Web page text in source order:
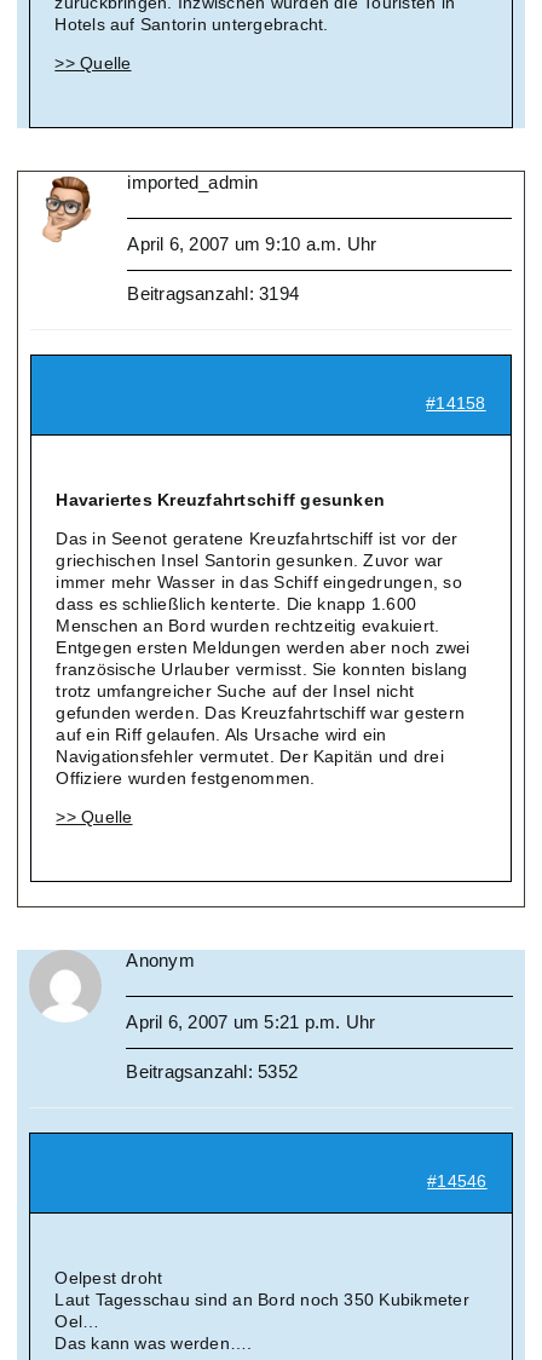
Hotels auf Santorin untergebracht.
>> Quelle
imported_admin
April 6, 2007 um 9:10 a.m. Uhr
Beitragsanzahl: 3194
#14158
Havariertes Kreuzfahrtschiff gesunken
Das in Seenot geratene Kreuzfahrtschiff ist vor der
griechischen Insel Santorin gesunken. Zuvor war
immer mehr Wasser in das Schiff eingedrungen, so
dass es schließlich kenterte. Die knapp 1.600
Menschen an Bord wurden rechtzeitig evakuiert.
Entgegen ersten Meldungen werden aber noch zwei
französische Urlauber vermisst. Sie konnten bislang
trotz umfangreicher Suche auf der Insel nicht
gefunden werden. Das Kreuzfahrtschiff war gestern
auf ein Riff gelaufen. Als Ursache wird ein
Navigationsfehler vermutet. Der Kapitän und drei
Offiziere wurden festgenommen.
>> Quelle
Anonym
April 6, 2007 um 5:21 p.m. Uhr
Beitragsanzahl: 5352
#14546
Oelpest droht
Laut Tagesschau sind an Bord noch 350 Kubikmeter
Oel…
Das kann was werden….